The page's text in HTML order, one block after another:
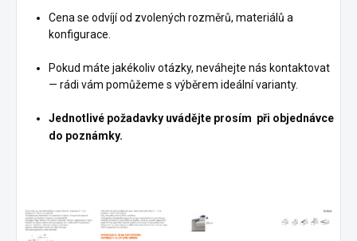
Cena se odvíjí od zvolených rozměrů, materiálů a
konfigurace.
Pokud máte jakékoliv otázky, neváhejte nás kontaktovat
— rádi vám pomůžeme s výběrem ideální varianty.
Jednotlivé požadavky uvádějte prosím při objednávce
do poznámky.